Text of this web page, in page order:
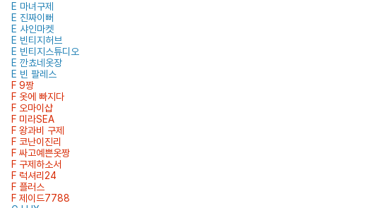
E 마녀구제
E 진짜이뻐
E 샤인마켓
E 빈티지허브
E 빈티지스튜디오
E 깐쵸네옷장
E 빈 팔레스
F 9짱
F 옷에 빠지다
F 오마이샵
F 미라SEA
F 왕과비 구제
F 코난이진리
F 싸고예쁜옷짱
F 구제하소서
F 럭셔리24
F 플러스
F 제이드7788